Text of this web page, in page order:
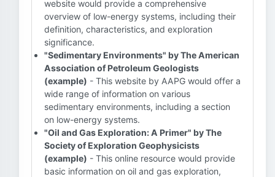
website would provide a comprehensive
overview of low-energy systems, including their
definition, characteristics, and exploration
significance.
"Sedimentary Environments" by The American
Association of Petroleum Geologists
(example) - This website by AAPG would offer a
wide range of information on various
sedimentary environments, including a section
on low-energy systems.
"Oil and Gas Exploration: A Primer" by The
Society of Exploration Geophysicists
(example) - This online resource would provide
basic information on oil and gas exploration,